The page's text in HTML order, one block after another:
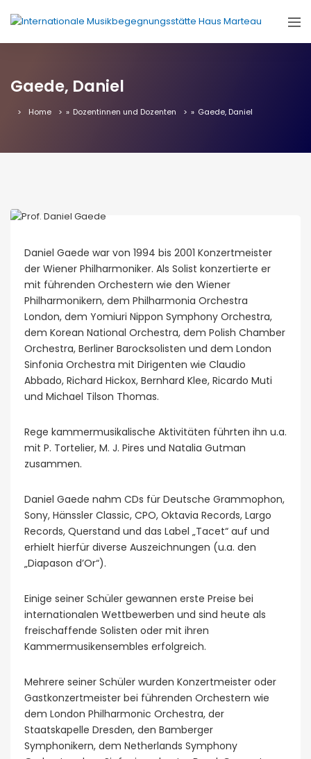
Gaede, Daniel
Home » Dozentinnen und Dozenten » Gaede, Daniel
Daniel Gaede war von 1994 bis 2001 Konzertmeister
der Wiener Philharmoniker. Als Solist konzertierte er
mit führenden Orchestern wie den Wiener
Philharmonikern, dem Philharmonia Orchestra
London, dem Yomiuri Nippon Symphony Orchestra,
dem Korean National Orchestra, dem Polish Chamber
Orchestra, Berliner Barocksolisten und dem London
Sinfonia Orchestra mit Dirigenten wie Claudio
Abbado, Richard Hickox, Bernhard Klee, Ricardo Muti
und Michael Tilson Thomas.
Rege kammermusikalische Aktivitäten führten ihn u.a.
mit P. Tortelier, M. J. Pires und Natalia Gutman
zusammen.
Daniel Gaede nahm CDs für Deutsche Grammophon,
Sony, Hänssler Classic, CPO, Oktavia Records, Largo
Records, Querstand und das Label „Tacet“ auf und
erhielt hierfür diverse Auszeichnungen (u.a. den
„Diapason d’Or“).
Einige seiner Schüler gewannen erste Preise bei
internationalen Wettbewerben und sind heute als
freischaffende Solisten oder mit ihren
Kammermusikensembles erfolgreich.
Mehrere seiner Schüler wurden Konzertmeister oder
Gastkonzertmeister bei führenden Orchestern wie
dem London Philharmonic Orchestra, der
Staatskapelle Dresden, den Bamberger
Symphonikern, dem Netherlands Symphony